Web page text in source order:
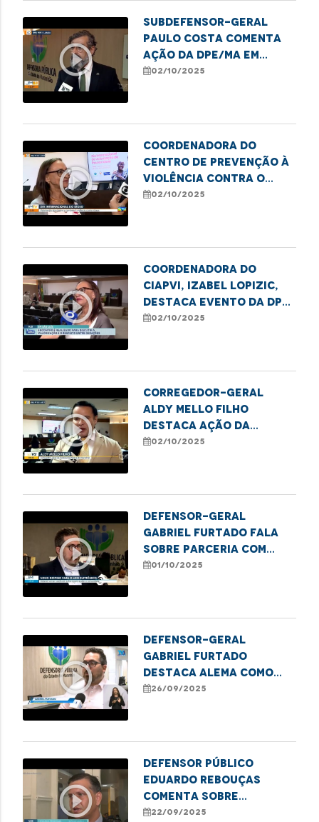
play_circle_outline
Subdefensor-geral
Paulo Costa comenta
ação da DPE/MA em
alusão ao Dia da
02/10/2025
play_circle_outline
Coordenadora do
Centro de Prevenção à
Violência contra o
Idoso da DPE/MA, Isabel
pessoa idosa
02/10/2025
play_circle_outline
Coordenadora do
CIAPVI, Izabel Lopizic,
destaca evento da DPE
em alusão ao Dia da
02/10/2025
play_circle_outline
Corregedor-Geral
Aldy Mello Filho
destaca ação da
Defensoria em evento
Pessoa Idosa
02/10/2025
play_circle_outline
Defensor-geral
Gabriel Furtado fala
sobre parceria com
IEMA em projeto
01/10/2025
play_circle_outline
Defensor-geral
Gabriel Furtado
destaca Alema como
finalista do Prêmio
26/09/2025
play_circle_outline
Defensor Público
Eduardo Rebouças
comenta sobre
audiência na Câmara
22/09/2025